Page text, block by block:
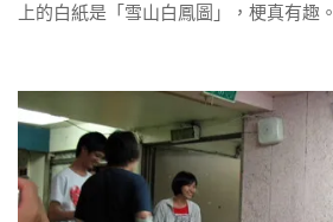
上的白紙是「雪山白鳳圖」，梗真有趣。